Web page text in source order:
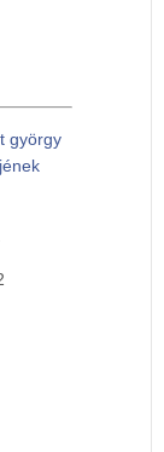
györgy